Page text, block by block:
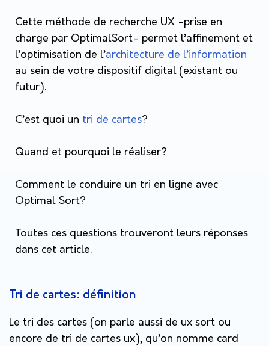
Cette méthode de recherche UX -prise en
charge par OptimalSort- permet l’affinement et
l’optimisation de l’architecture de l’information
au sein de votre dispositif digital (existant ou
futur).
C’est quoi un tri de cartes?
Quand et pourquoi le réaliser?
Comment le conduire un tri en ligne avec
Optimal Sort?
Toutes ces questions trouveront leurs réponses
dans cet article.
Tri de cartes: définition
Le tri des cartes (on parle aussi de ux sort ou
encore de tri de cartes ux), qu’on nomme card